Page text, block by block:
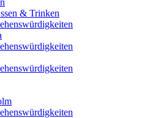
& Trinken